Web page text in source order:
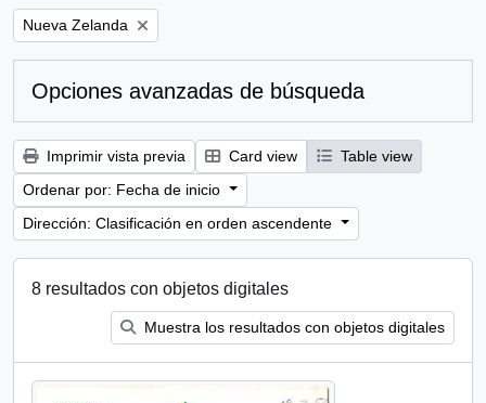
Remove filter:
Nueva Zelanda
Opciones avanzadas de búsqueda
Imprimir vista previa Card view
Table view
Ordenar por: Fecha de inicio
Dirección: Clasificación en orden ascendente
8 resultados con objetos digitales
Muestra los resultados con objetos digitales